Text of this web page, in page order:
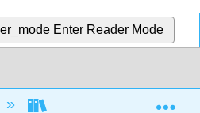
Enter Reader Mode
Aplicaciones